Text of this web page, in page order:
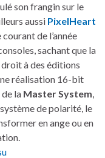
son frangin sur le
aussi PixelHeart
de l’année
sachant que la
à des éditions
réalisation 16-bit
la Master System,
de polarité, le
en ange ou en